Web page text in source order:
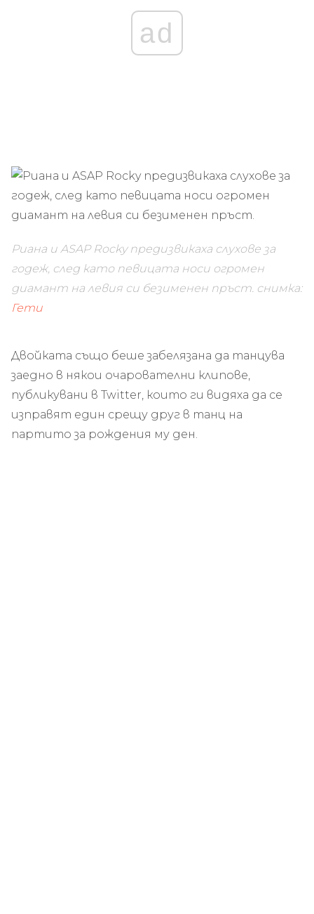
ad
Риана и ASAP Rocky предизвикаха слухове за
годеж, след като певицата носи огромен
диамант на левия си безименен пръст. снимка:
Гети
Двойката също беше забелязана да танцува
заедно в някои очарователни клипове,
публикувани в Twitter, които ги видяха да се
изправят един срещу друг в танц на
партито за рождения му ден.